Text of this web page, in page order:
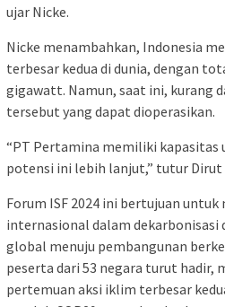
ujar Nicke.
Nicke menambahkan, Indonesia
terbesar kedua di dunia, dengan
gigawatt. Namun, saat ini, kurang
tersebut yang dapat dioperasikan.
“PT Pertamina memiliki kapasitas
potensi ini lebih lanjut,” tutur
Forum ISF 2024 ini bertujuan
internasional dalam dekarbonisasi
global menuju pembangunan
peserta dari 53 negara turut hadir,
pertemuan aksi iklim terbesar